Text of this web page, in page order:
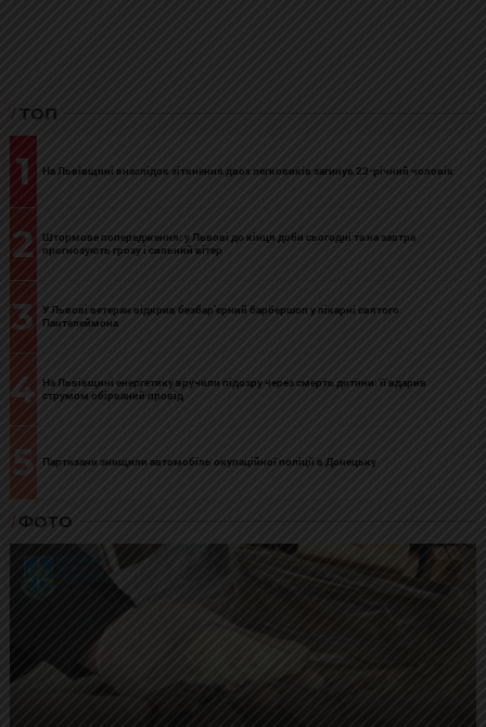
ТОП
1 На Львівщині внаслідок зіткнення двох легковиків загинув 23-річний чоловік
2
Штормове попередження: у Львові до кінця доби сьогодні та на завтра
прогнозують грозу і сильний вітер
3
У Львові ветеран відкрив безбар’єрний барбершоп у лікарні святого
Пантелеймона
4
На Львівщині енергетику вручили підозру через смерть дитини: її вдарив
струмом обірваний провід
5 Партизани знищили автомобіль окупаційної поліції в Донецьку
ФОТО